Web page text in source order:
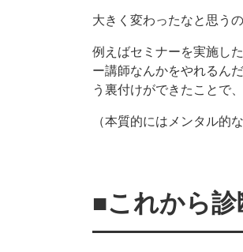
大きく変わったなと思うの
例えばセミナーを実施し
ー講師なんかをやれるん
う裏付けができたことで
（本質的にはメンタル的
■これから